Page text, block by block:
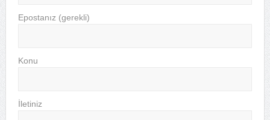
Epostanız (gerekli)
Konu
İletiniz